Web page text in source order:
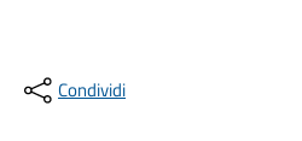
Condividi